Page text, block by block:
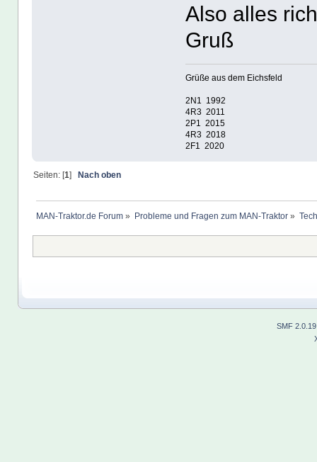
Also alles
Gruß
Grüße aus dem Eichsfeld
2N1 1992
4R3 2011
2P1 2015
4R3 2018
2F1 2020
Seiten: [1] Nach oben
MAN-Traktor.de Forum » Probleme und Fragen zum MAN-Traktor »
SMF 2.0.19